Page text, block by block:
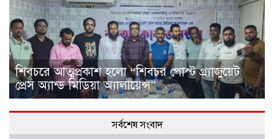
শিবচরে আত্মপ্রকাশ হলো “শিবচর পোস্ট গ্র্যাজুয়েট
প্রেস অ্যান্ড মিডিয়া অ্যালায়েন্স”
সর্বশেষ সংবাদ